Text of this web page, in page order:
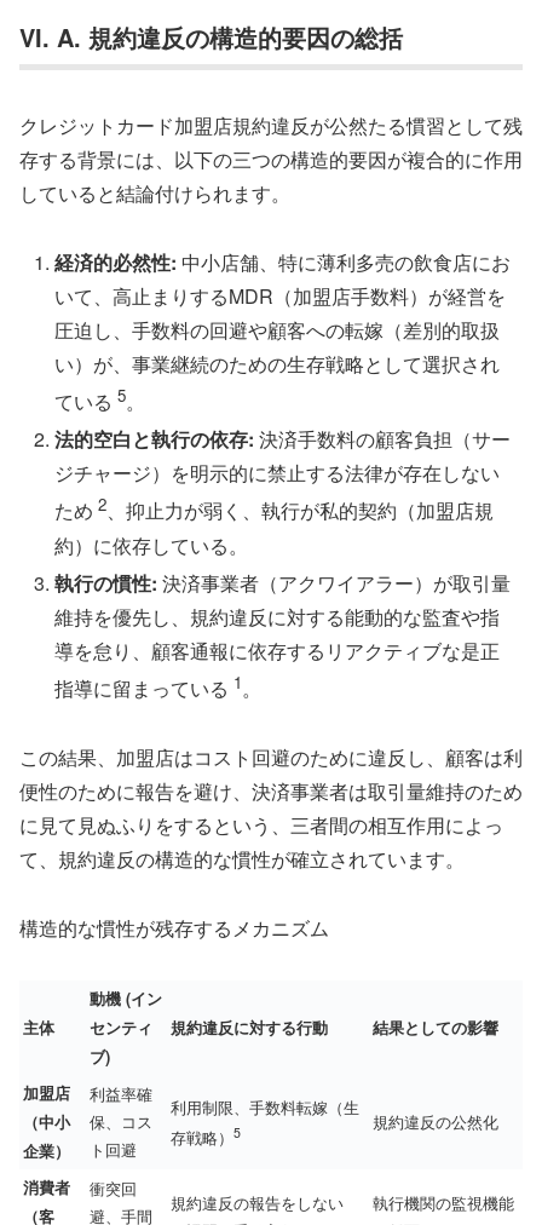
VI. A. 規約違反の構造的要因の総括
クレジットカード加盟店規約違反が公然たる慣習として残
存する背景には、以下の三つの構造的要因が複合的に作用
していると結論付けられます。
経済的必然性: 中小店舗、特に薄利多売の飲食店にお
いて、高止まりするMDR（加盟店手数料）が経営を
圧迫し、手数料の回避や顧客への転嫁（差別的取扱
い）が、事業継続のための生存戦略として選択され
ている5。
法的空白と執行の依存: 決済手数料の顧客負担（サー
ジチャージ）を明示的に禁止する法律が存在しない
ため2、抑止力が弱く、執行が私的契約（加盟店規
約）に依存している。
執行の慣性: 決済事業者（アクワイアラー）が取引量
維持を優先し、規約違反に対する能動的な監査や指
導を怠り、顧客通報に依存するリアクティブな是正
指導に留まっている 1。
この結果、加盟店はコスト回避のために違反し、顧客は利
便性のために報告を避け、決済事業者は取引量維持のため
に見て見ぬふりをするという、三者間の相互作用によっ
て、規約違反の構造的な慣性が確立されています。
構造的な慣性が残存するメカニズム
主体
動機 (イン
センティ
ブ)
規約違反に対する行動 結果としての影響
加盟店
（中小
企業）
利益率確
保、コス
ト回避
利用制限、手数料転嫁（生
存戦略） 5 規約違反の公然化
消費者
（客
衝突回
避、手間
規約違反の報告をしない
執行機関の監視機能